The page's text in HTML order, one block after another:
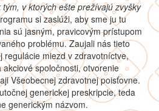
v ktorých ešte prežívajú zvyšky
si zaslúži, aby sme ju tu
sú jasným, pravicovým prístupom
problému. Zaujali nás tieto
regulácie miezd v zdravotníctve,
spoločnosti, otvorenie
Všeobecnej zdravotnej poisťovne.
generickej preskripcie, teda
generickým názvom.